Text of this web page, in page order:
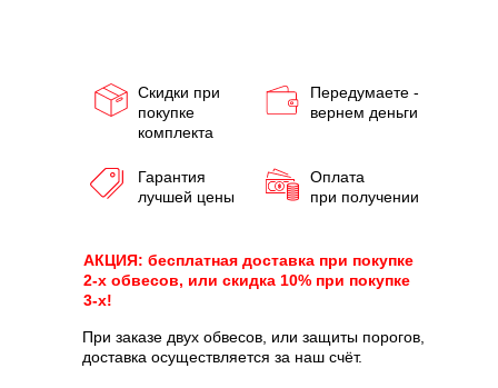
Скидки при
покупке
комплекта
Передумаете -
вернем деньги
Гарантия
лучшей цены
Оплата
при получении
АКЦИЯ: бесплатная доставка при покупке
2-х обвесов, или скидка 10% при покупке
3-х!
При заказе двух обвесов, или защиты порогов,
доставка осуществляется за наш счёт.